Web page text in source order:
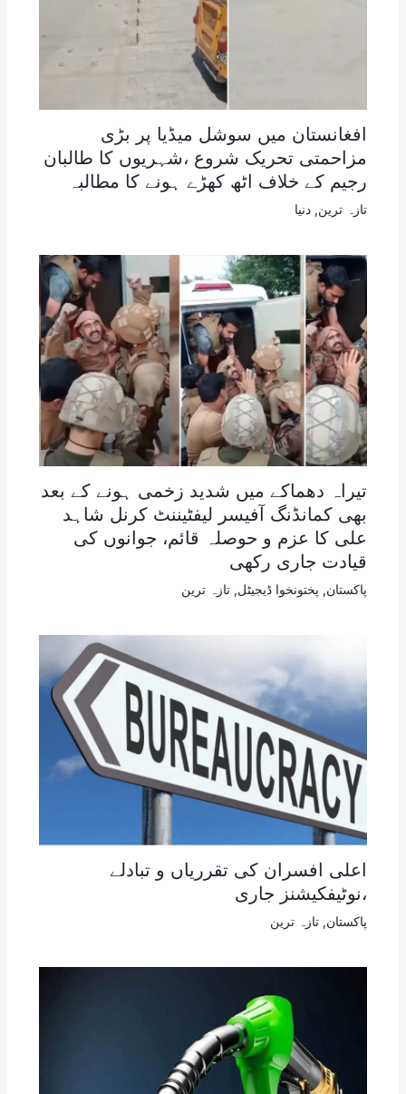
افغانستان میں سوشل میڈیا پر بڑی
مزاحمتی تحریک شروع ،شہریوں کا طالبان
رجیم کے خلاف اٹھ کھڑے ہونے کا مطالبہ
تازہ ترین دنیا
تیراہ دھماکے میں شدید زخمی ہونے کے بعد
بھی کمانڈنگ آفیسر لیفٹیننٹ کرنل شاہد
علی کا عزم و حوصلہ قائم، جوانوں کی
قیادت جاری رکھی
پاکستان پختونخوا ڈیجیٹل تازہ ترین
اعلی افسران کی تقرریاں و تبادلے
،نوٹیفکیشنز جاری
پاکستان تازہ ترین